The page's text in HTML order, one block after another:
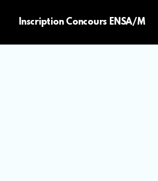
Inscription Concours ENSA/M